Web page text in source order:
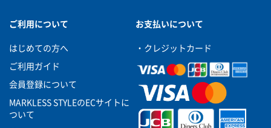
ご利用について
はじめての方へ
ご利用ガイド
会員登録について
MARKLESS STYLEのECサイトに
ついて
お支払いについて
・クレジットカード